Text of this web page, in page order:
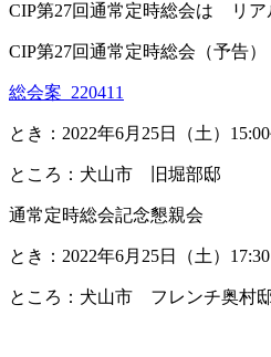
CIP第27回通常定時総会は リア
CIP第27回通常定時総会（予告）
総会案_220411
とき：2022年6月25日（土）
ところ：犬山市 旧堀部邸
通常定時総会記念懇親会
とき：2022年6月25日（土）
ところ：犬山市 フレンチ奥村